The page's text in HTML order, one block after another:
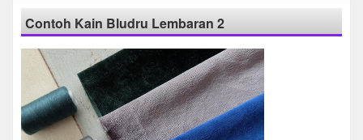
Contoh Kain Bludru Lembaran 2